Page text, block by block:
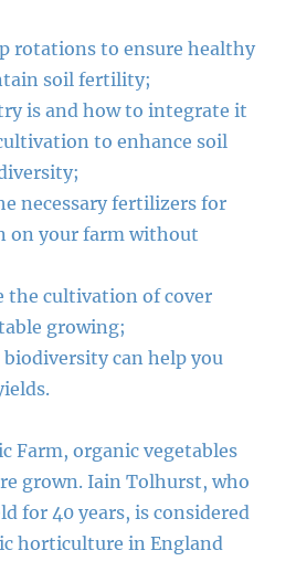
rotations to ensure healthy
soil fertility;
is and how to integrate it
to enhance soil
necessary fertilizers for
on your farm without
the cultivation of cover
growing;
can help you
Farm, organic vegetables
grown. Iain Tolhurst, who
for 40 years, is considered
horticulture in England